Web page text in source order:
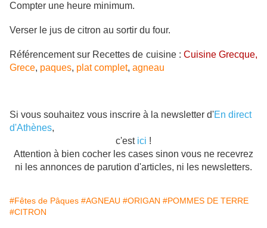
Compter une heure minimum.
Verser le jus de citron au sortir du four.
Référencement sur Recettes de cuisine : Cuisine Grecque,
Grece, paques, plat complet, agneau
Si vous souhaitez vous inscrire à la newsletter d'En direct
d'Athènes,
c'est ici !
Attention à bien cocher les cases sinon vous ne recevrez
ni les annonces de parution d'articles, ni les newsletters.
#Fêtes de Pâques #AGNEAU #ORIGAN #POMMES DE TERRE
#CITRON